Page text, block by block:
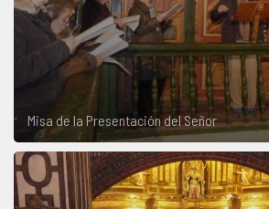
Misa de la Presentación del Señor